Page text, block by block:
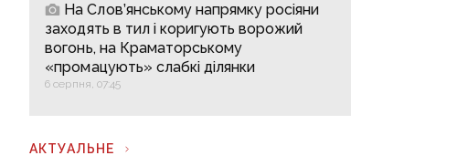
На Слов’янському напрямку росіяни
заходять в тил і коригують ворожий
вогонь, на Краматорському
«промацують» слабкі ділянки
6 серпня, 07:45
АКТУАЛЬНЕ